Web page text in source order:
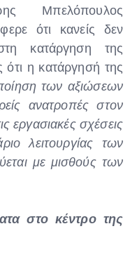
Μπελόπουλος
ότι κανείς δεν
κατάργηση της
ότι η κατάργησή της
των αξιώσεων
ανατροπές στον
εργασιακές σχέσεις
λειτουργίας των
με μισθούς των
στο κέντρο της